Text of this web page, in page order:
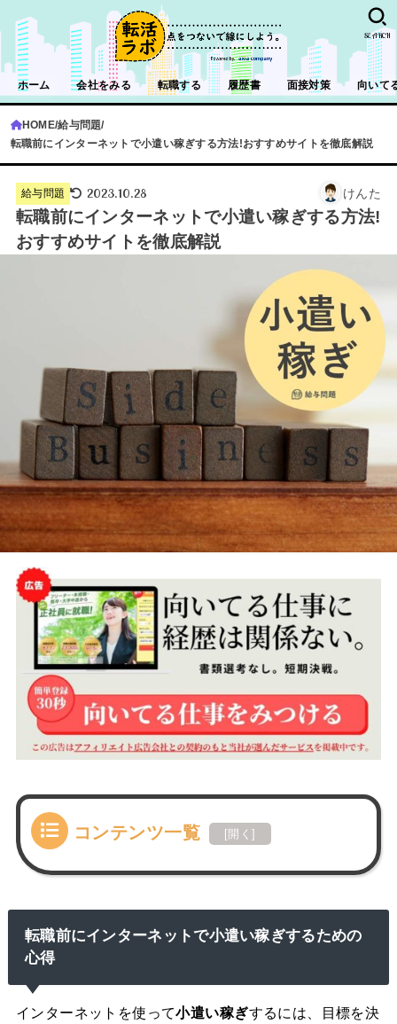
ホーム 会社をみる 転職する 履歴書 面接対策 向いて
SEARCH
HOME 給与問題
転職前にインターネットで小遣い稼ぎする方法!おすすめサイトを徹底解説
給与問題 2023.10.28 けんた
転職前にインターネットで小遣い稼ぎする方法!
おすすめサイトを徹底解説
コンテンツ一覧 [開く ]
転職前にインターネットで小遣い稼ぎするための
心得
インターネットを使って小遣い稼ぎするには、目標を決